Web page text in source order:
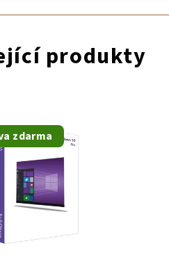
produkty
zdarma